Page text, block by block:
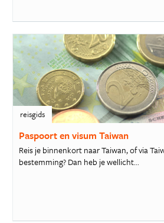
reisgids
Paspoort en visum Taiwan
Reis je binnenkort naar Taiwan, of via
bestemming? Dan heb je wellicht...